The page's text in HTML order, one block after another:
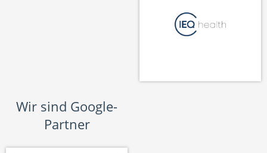
Wir sind Google-
Partner